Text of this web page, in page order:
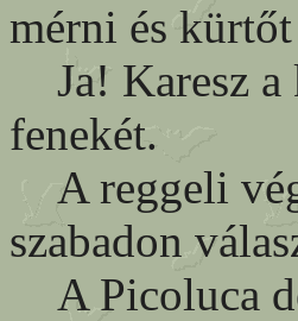
mérni és
Ja! Karesz a
fenekét.
A reggeli
szabadon
A Picoluca